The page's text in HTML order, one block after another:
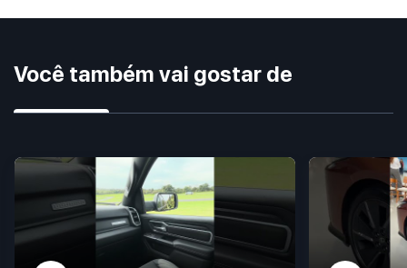
Você também vai gostar de